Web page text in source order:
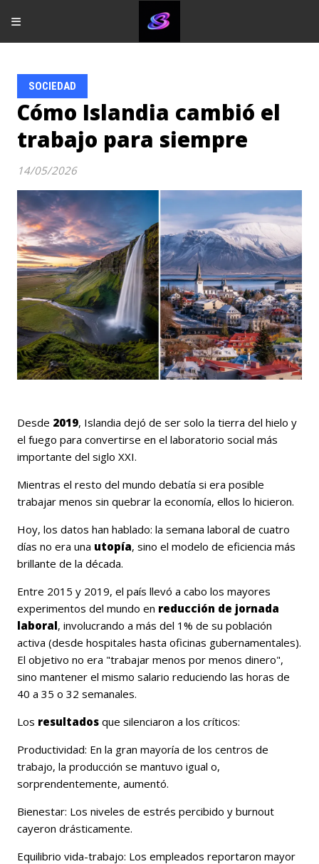
Cómo Islandia cambió el
trabajo para siempre
SOCIEDAD
14/05/2026
Desde 2019, Islandia dejó de ser solo la tierra del hielo y
el fuego para convertirse en el laboratorio social más
importante del siglo XXI.
Mientras el resto del mundo debatía si era posible
trabajar menos sin quebrar la economía, ellos lo hicieron.
Hoy, los datos han hablado: la semana laboral de cuatro
días no era una utopía, sino el modelo de eficiencia más
brillante de la década.
Entre 2015 y 2019, el país llevó a cabo los mayores
experimentos del mundo en reducción de jornada
laboral, involucrando a más del 1% de su población
activa (desde hospitales hasta oficinas gubernamentales).
El objetivo no era "trabajar menos por menos dinero",
sino mantener el mismo salario reduciendo las horas de
40 a 35 o 32 semanales.
Los resultados que silenciaron a los críticos:
Productividad: En la gran mayoría de los centros de
trabajo, la producción se mantuvo igual o,
sorprendentemente, aumentó.
Bienestar: Los niveles de estrés percibido y burnout
cayeron drásticamente.
Equilibrio vida-trabajo: Los empleados reportaron mayor